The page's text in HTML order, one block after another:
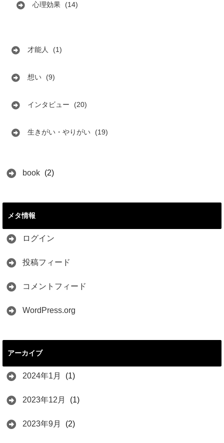
心理効果 (14)
才能人 (1)
想い (9)
インタビュー (20)
生きがい・やりがい (19)
book (2)
メタ情報
ログイン
投稿フィード
コメントフィード
WordPress.org
アーカイブ
2024年1月 (1)
2023年12月 (1)
2023年9月 (2)